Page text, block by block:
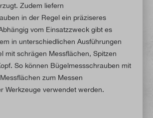
Zudem liefern
in der Regel ein präziseres
vom Einsatzzweck gibt es
in unterschiedlichen Ausführungen
mit schrägen Messflächen, Spitzen
So können Bügelmessschrauben mit
zum Messen
Werkzeuge verwendet werden.